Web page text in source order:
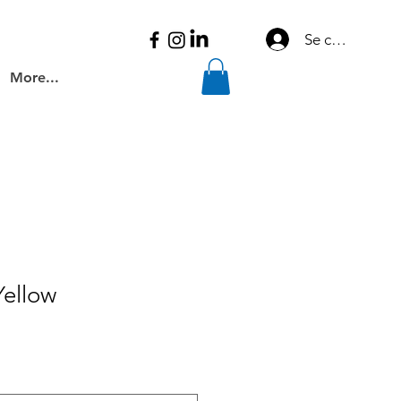
More...
Se connecter